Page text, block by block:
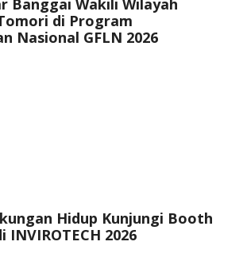
Banggai Wakili Wilayah
di Program
Nasional GFLN 2026
Hidup Kunjungi Booth
INVIROTECH 2026